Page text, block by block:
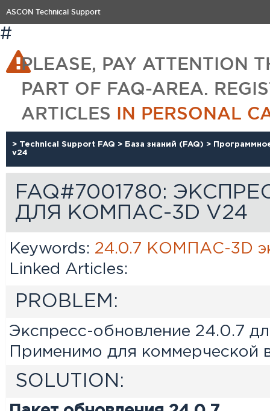
ASCON Technical Support
#
PLEASE, PAY ATTENTION
PART OF FAQ-AREA.
ARTICLES IN PERSONAL
> Technical Support FAQ > База знаний (FAQ) >
v24
FAQ#7001780:
ДЛЯ КОМПАС-3D V24
Keywords: 24.0.7 КОМПАC-3D
Linked Articles:
PROBLEM:
Экспресс-обновление 24.0.7
Применимо для коммерческой
SOLUTION: